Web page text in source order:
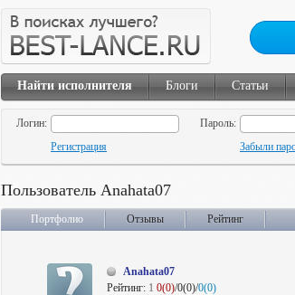
Найти исполнителя Блоги Статьи
Логин:
Пароль:
Регистрация
Забыли
Пользователь Anahata07
Портфолио Отзывы Рейтинг
Anahata07
Рейтинг: 1 0(0)/0(0)/0(0)